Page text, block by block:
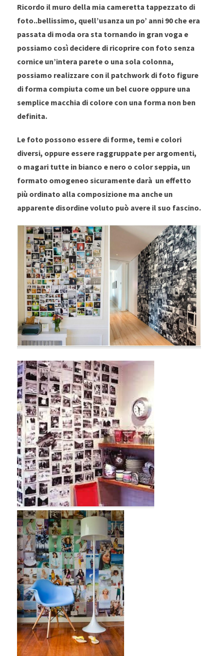
Ricordo il muro della mia cameretta tappezzato di
foto..bellissimo, quell’usanza un po’ anni 90 che era
passata di moda ora sta tornando in gran voga e
possiamo così decidere di ricoprire con foto senza
cornice un’intera parete o una sola colonna,
possiamo realizzare con il patchwork di foto figure
di forma compiuta come un bel cuore oppure una
semplice macchia di colore con una forma non ben
definita.
Le foto possono essere di forme, temi e colori
diversi, oppure essere raggruppate per argomenti,
o magari tutte in bianco e nero o color seppia, un
formato omogeneo sicuramente darà un effetto
più ordinato alla composizione ma anche un
apparente disordine voluto può avere il suo fascino.